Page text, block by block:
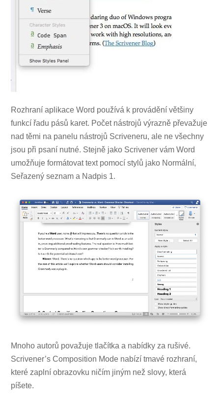
Rozhraní aplikace Word používá k provádění většiny
funkcí řadu pásů karet. Počet nástrojů výrazně převažuje
nad těmi na panelu nástrojů Scriveneru, ale ne všechny
jsou při psaní nutné. Stejně jako Scrivener vám Word
umožňuje formátovat text pomocí stylů jako Normální,
Seřazený seznam a Nadpis 1.
Mnoho autorů považuje tlačítka a nabídky za rušivé.
Scrivener’s Composition Mode nabízí tmavé rozhraní,
které zaplní obrazovku ničím jiným než slovy, která
píšete.